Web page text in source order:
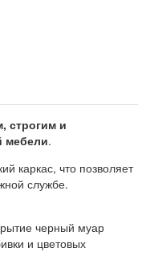
строгим и
мебели.
каркас, что позволяет
службе.
черный муар
и цветовых